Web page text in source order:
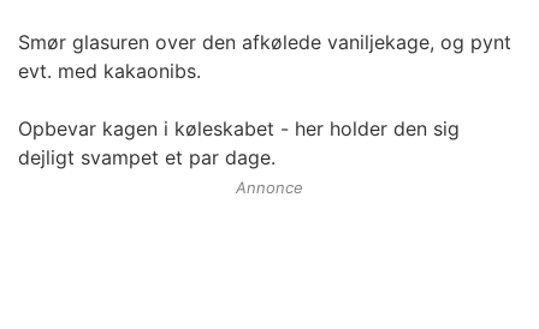
Smør glasuren over den afkølede vaniljekage, og pynt
evt. med kakaonibs.
Opbevar kagen i køleskabet - her holder den sig
dejligt svampet et par dage.
Annonce